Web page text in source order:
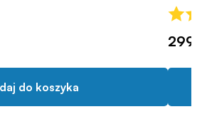
do koszyka